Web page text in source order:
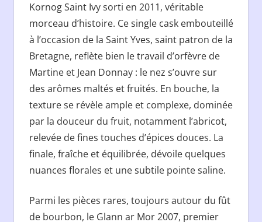
Kornog Saint Ivy sorti en 2011, véritable
morceau d’histoire. Ce single cask embouteillé
à l’occasion de la Saint Yves, saint patron de la
Bretagne, reflète bien le travail d’orfèvre de
Martine et Jean Donnay : le nez s’ouvre sur
des arômes maltés et fruités. En bouche, la
texture se révèle ample et complexe, dominée
par la douceur du fruit, notamment l’abricot,
relevée de fines touches d’épices douces. La
finale, fraîche et équilibrée, dévoile quelques
nuances florales et une subtile pointe saline.
Parmi les pièces rares, toujours autour du fût
de bourbon, le Glann ar Mor 2007, premier